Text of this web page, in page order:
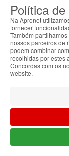
Política
Na Apronet
fornecer
Também
nossos parceiros de
podem combinar
recolhidas por estes
Concordas com os
website.